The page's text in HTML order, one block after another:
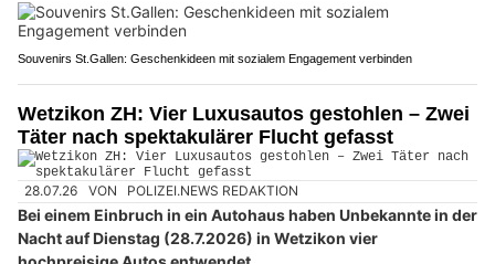
Souvenirs St.Gallen: Geschenkideen mit sozialem Engagement verbinden
Wetzikon ZH: Vier Luxusautos gestohlen – Zwei
Täter nach spektakulärer Flucht gefasst
28.07.26 VON POLIZEI.NEWS REDAKTION
Bei einem Einbruch in ein Autohaus haben Unbekannte in der
Nacht auf Dienstag (28.7.2026) in Wetzikon vier